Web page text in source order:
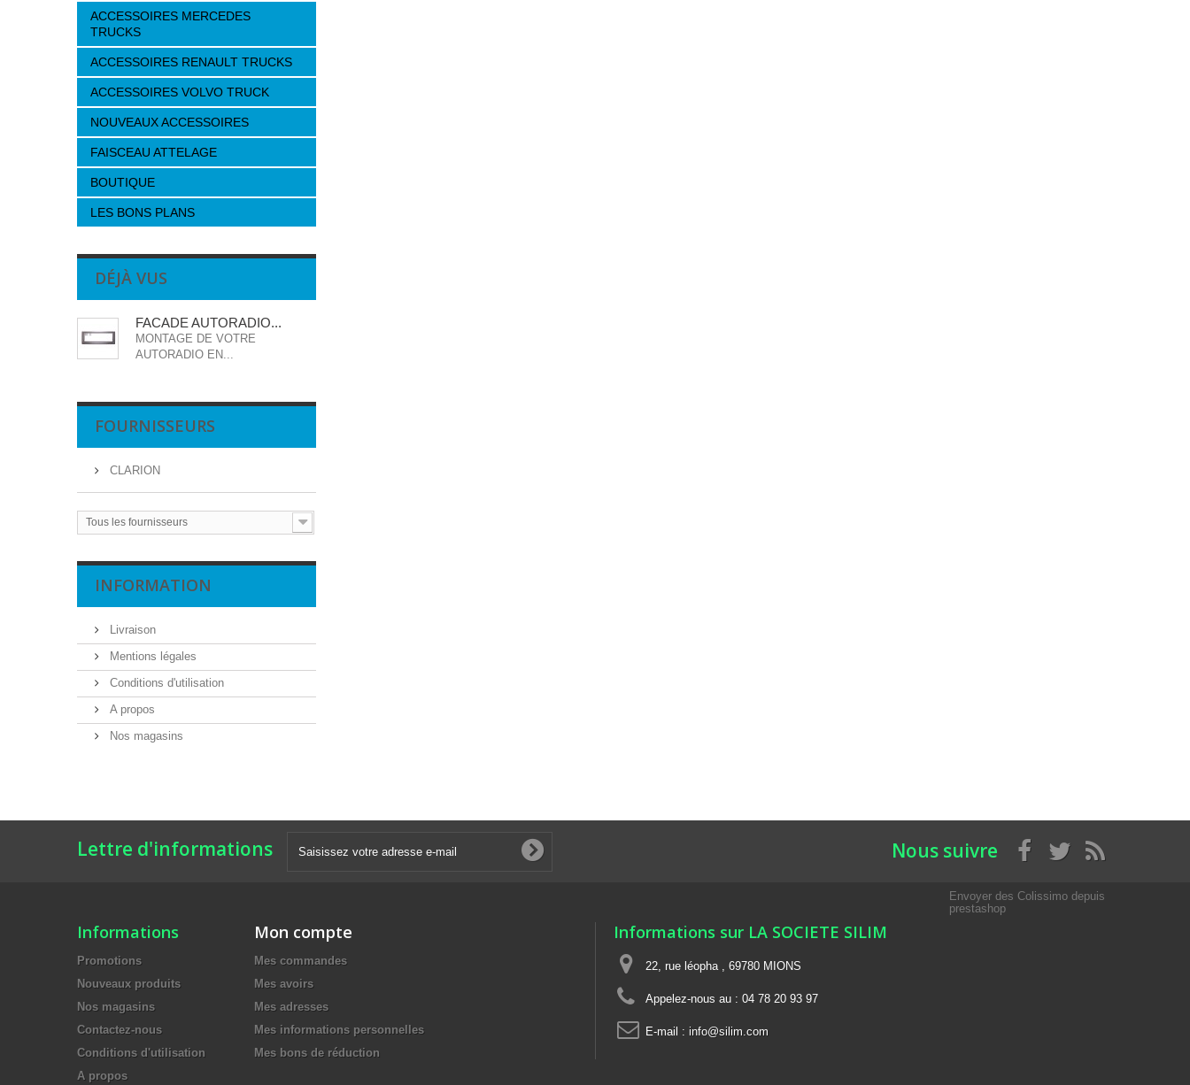
ACCESSOIRES MERCEDES
TRUCKS
ACCESSOIRES RENAULT TRUCKS
ACCESSOIRES VOLVO TRUCK
NOUVEAUX ACCESSOIRES
FAISCEAU ATTELAGE
BOUTIQUE
LES BONS PLANS
DÉJÀ VUS
FACADE AUTORADIO...
MONTAGE DE VOTRE
AUTORADIO EN...
FOURNISSEURS
CLARION
Tous les fournisseurs
INFORMATION
Livraison
Mentions légales
Conditions d'utilisation
A propos
Nos magasins
Lettre d'informations Nous suivre
Informations
Promotions
Nouveaux produits
Nos magasins
Contactez-nous
Conditions d'utilisation
A propos
Mon compte
Mes commandes
Mes avoirs
Mes adresses
Mes informations personnelles
Mes bons de réduction
Informations sur LA SOCIETE SILIM
22, rue léopha , 69780 MIONS
Appelez-nous au : 04 78 20 93 97
E-mail : info@silim.com
Envoyer des Colissimo depuis
prestashop